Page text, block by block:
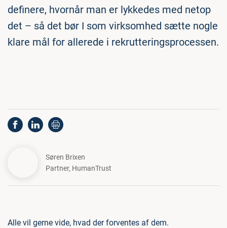
definere, hvornår man er lykkedes med netop
det – så det bør I som virksomhed sætte nogle
klare mål for allerede i rekrutteringsprocessen.
Søren Brixen
Partner, HumanTrust
Alle vil gerne vide, hvad der forventes af dem.